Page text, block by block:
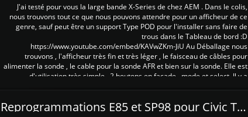
J'ai testé pour vous la large bande X-Series de chez AEM . Dans le colis,
nous trouvons tout ce que nous pouvons attendre pour un afficheur de ce
genre, sauf peut être un support Type POD pour l'installer sans faire de
trous dans le Tableau de bord :D
https://www.youtube.com/embed/KAVwZKm-JiU Au Déballage nous
trouvons , l'afficheur très fin et très léger , le faisceau de câbles pour
alimenter la sonde , le cable pour la sonde AFR et bien sur la sonde. Elle est
d'utilisation très simple , 2 boutons en façade , mode et select. Il y a
Reprogrammations E85 et SP98 pour Civic Type R FN2